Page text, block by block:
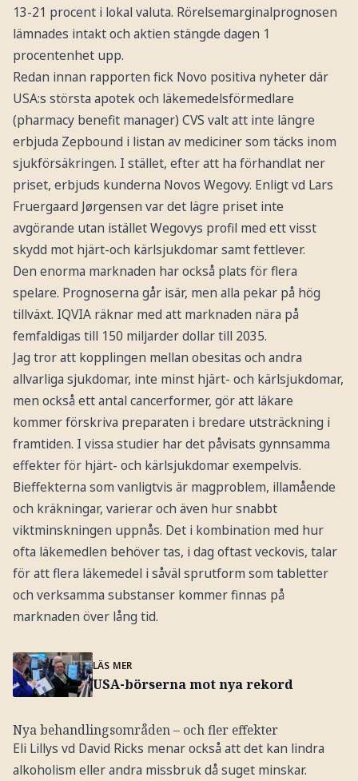
13-21 procent i lokal valuta. Rörelsemarginalprognosen
lämnades intakt och aktien stängde dagen 1
procentenhet upp.
Redan innan rapporten fick Novo positiva nyheter där
USA:s största apotek och läkemedelsförmedlare
(pharmacy benefit manager) CVS valt att inte längre
erbjuda Zepbound i listan av mediciner som täcks inom
sjukförsäkringen. I stället, efter att ha förhandlat ner
priset, erbjuds kunderna Novos Wegovy. Enligt vd Lars
Fruergaard Jørgensen var det lägre priset inte
avgörande utan istället Wegovys profil med ett visst
skydd mot hjärt-och kärlsjukdomar samt fettlever.
Den enorma marknaden har också plats för flera
spelare. Prognoserna går isär, men alla pekar på hög
tillväxt. IQVIA räknar med att marknaden nära på
femfaldigas till 150 miljarder dollar till 2035.
Jag tror att kopplingen mellan obesitas och andra
allvarliga sjukdomar, inte minst hjärt- och kärlsjukdomar,
men också ett antal cancerformer, gör att läkare
kommer förskriva preparaten i bredare utsträckning i
framtiden. I vissa studier har det påvisats gynnsamma
effekter för hjärt- och kärlsjukdomar exempelvis.
Bieffekterna som vanligtvis är magproblem, illamående
och kräkningar, varierar och även hur snabbt
viktminskningen uppnås. Det i kombination med hur
ofta läkemedlen behöver tas, i dag oftast veckovis, talar
för att flera läkemedel i såväl sprutform som tabletter
och verksamma substanser kommer finnas på
marknaden över lång tid.
LÄS MER
USA-börserna mot nya rekord
Nya behandlingsområden – och fler effekter
Eli Lillys vd David Ricks menar också att det kan lindra
alkoholism eller andra missbruk då suget minskar.